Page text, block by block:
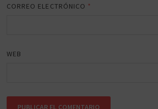
CORREO ELECTRÓNICO *
WEB